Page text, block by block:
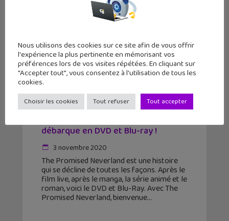
débarque en DVD et Blu-ray !
3 novembre 2020
The Promised Neverland est une histoire
qui se décline de toutes les façons. Après le
film live, après le manga, la série animé et le
roman, voici le DVD et Blu-Ray. Avec The
Promised Neverland, bienvenue
Nous utilisons des cookies sur ce site afin de vous offrir
l'expérience la plus pertinente en mémorisant vos
préférences lors de vos visites répétées. En cliquant sur
"Accepter tout", vous consentez à l'utilisation de tous les
cookies.
Choisir les cookies Tout refuser Tout accepter